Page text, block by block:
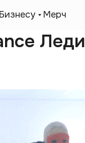
Бизнесу Мерч
Леди